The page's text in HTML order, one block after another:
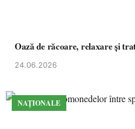
Oază de răcoare, relaxare și
24.06.2026
NAȚIONALE